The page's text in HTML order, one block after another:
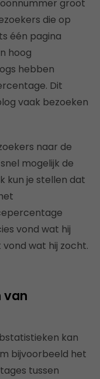
groot
die op
één pagina
hoog
hebben
Dit
vaak bezoeken
naar de
mogelijk de
kun je stellen dat
vond wat hij
wat hij zocht.
van
kan
bijvoorbeeld het
tussen